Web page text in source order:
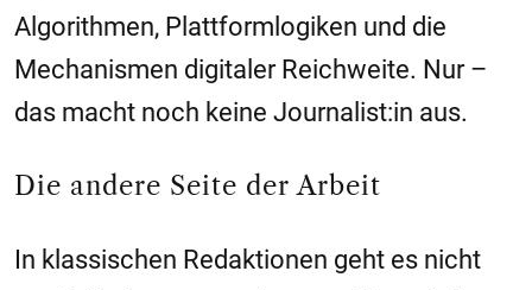
Algorithmen, Plattformlogiken und die
Mechanismen digitaler Reichweite. Nur –
das macht noch keine Journalist:in aus.
Die andere Seite der Arbeit
In klassischen Redaktionen geht es nicht